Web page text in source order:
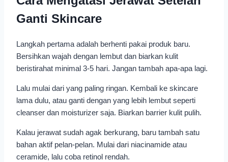
Ganti Skincare
Langkah pertama adalah berhenti pakai produk baru.
Bersihkan wajah dengan lembut dan biarkan kulit
beristirahat minimal 3-5 hari. Jangan tambah apa-apa lagi.
Lalu mulai dari yang paling ringan. Kembali ke skincare
lama dulu, atau ganti dengan yang lebih lembut seperti
cleanser dan moisturizer saja. Biarkan barrier kulit pulih.
Kalau jerawat sudah agak berkurang, baru tambah satu
bahan aktif pelan-pelan. Mulai dari niacinamide atau
ceramide, lalu coba retinol rendah.